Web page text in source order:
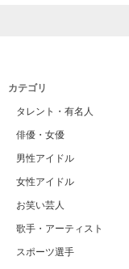
カテゴリ
タレント・有名人
俳優・女優
男性アイドル
女性アイドル
お笑い芸人
歌手・アーティスト
スポーツ選手